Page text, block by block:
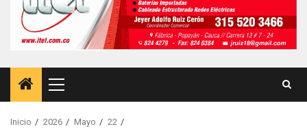
Menú
principal
Inicio 2026 Mayo
22